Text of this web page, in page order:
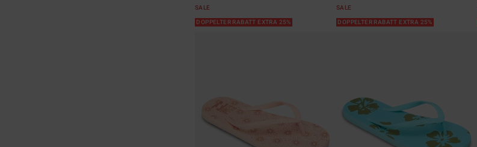
SALE
DOPPELTER RABATT EXTRA 25%
SALE
DOPPELTER RABATT EXTRA 25%